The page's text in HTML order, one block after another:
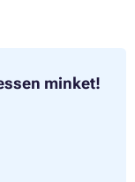
minket!